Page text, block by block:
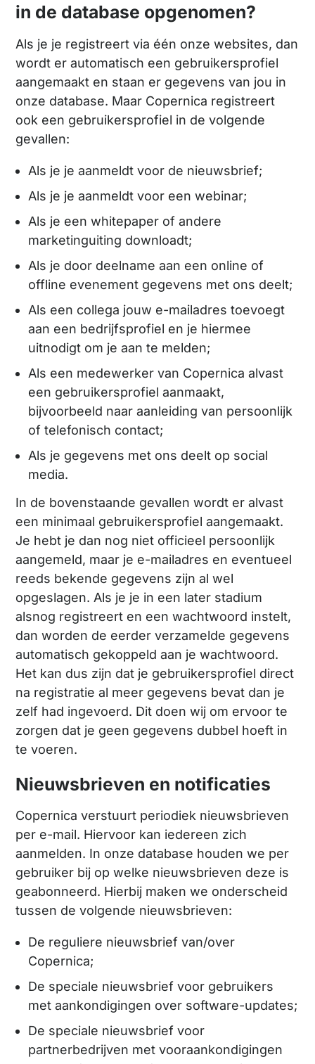
in de database opgenomen?
Als je je registreert via één onze websites, dan
wordt er automatisch een gebruikersprofiel
aangemaakt en staan er gegevens van jou in
onze database. Maar Copernica registreert
ook een gebruikersprofiel in de volgende
gevallen:
Als je je aanmeldt voor de nieuwsbrief;
Als je je aanmeldt voor een webinar;
Als je een whitepaper of andere
marketinguiting downloadt;
Als je door deelname aan een online of
offline evenement gegevens met ons deelt;
Als een collega jouw e-mailadres toevoegt
aan een bedrijfsprofiel en je hiermee
uitnodigt om je aan te melden;
Als een medewerker van Copernica alvast
een gebruikersprofiel aanmaakt,
bijvoorbeeld naar aanleiding van persoonlijk
of telefonisch contact;
Als je gegevens met ons deelt op social
media.
In de bovenstaande gevallen wordt er alvast
een minimaal gebruikersprofiel aangemaakt.
Je hebt je dan nog niet officieel persoonlijk
aangemeld, maar je e-mailadres en eventueel
reeds bekende gegevens zijn al wel
opgeslagen. Als je je in een later stadium
alsnog registreert en een wachtwoord instelt,
dan worden de eerder verzamelde gegevens
automatisch gekoppeld aan je wachtwoord.
Het kan dus zijn dat je gebruikersprofiel direct
na registratie al meer gegevens bevat dan je
zelf had ingevoerd. Dit doen wij om ervoor te
zorgen dat je geen gegevens dubbel hoeft in
te voeren.
Nieuwsbrieven en notificaties
Copernica verstuurt periodiek nieuwsbrieven
per e-mail. Hiervoor kan iedereen zich
aanmelden. In onze database houden we per
gebruiker bij op welke nieuwsbrieven deze is
geabonneerd. Hierbij maken we onderscheid
tussen de volgende nieuwsbrieven:
De reguliere nieuwsbrief van/over
Copernica;
De speciale nieuwsbrief voor gebruikers
met aankondigingen over software-updates;
De speciale nieuwsbrief voor
partnerbedrijven met vooraankondigingen